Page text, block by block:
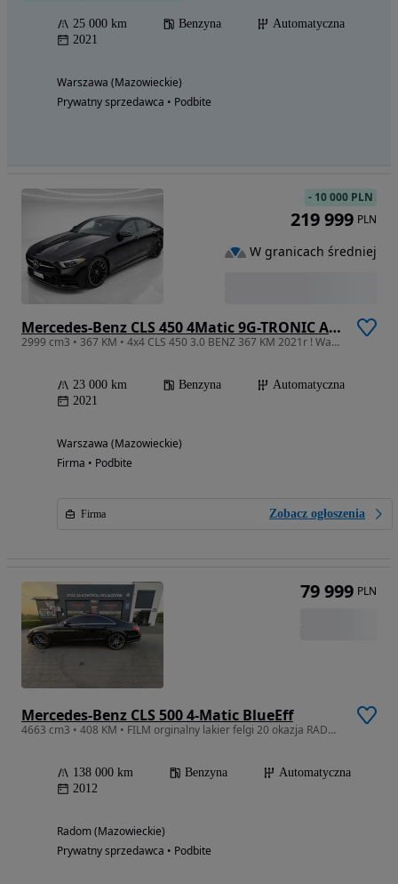
25 000 km Benzyna
Automatyczna
2021
Warszawa (Mazowieckie)
Prywatny sprzedawca • Podbite
Mercedes-Benz CLS 450 4Matic 9G-TRONIC AMG Line
2999 cm3 • 367 KM • 4x4 CLS 450 3.0 BENZ 367 KM 2021r ! Warszawa
23 000 km Benzyna
Automatyczna
2021
Warszawa (Mazowieckie)
Firma • Podbite
Firma Zobacz ogłoszenia
- 10 000 PLN
219 999 PLN
W granicach średniej
Mercedes-Benz CLS 500 4-Matic BlueEff
4663 cm3 • 408 KM • FILM orginalny lakier felgi 20 okazja RADOM
138 000 km Benzyna
Automatyczna
2012
Radom (Mazowieckie)
Prywatny sprzedawca • Podbite
79 999 PLN